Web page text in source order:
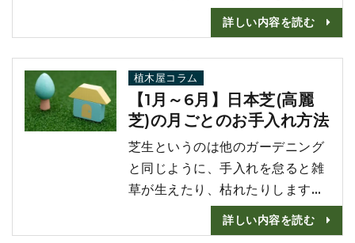
日頃のお手入れさえしっかり行っ
ていれば、雑草や病害虫の被害は
少なくなります。 芝生の生長がな
い時には雑草を抜く、芝生の生長
が旺盛な時には肥料やり・水や
り・伸びた葉を刈り込むというサ
イクルでお手入れをしましょう。
そうすることにより、雑草や病害
虫を防ぐことが可能です。 この
記事では日･･･
詳しい内容を読む
植木屋コラム
【1月～6月】日本芝(高麗
芝)の月ごとのお手入れ方法
芝生というのは他のガーデニング
と同じように、手入れを怠ると雑
草が生えたり、枯れたりします。
密度のある綺麗な芝生にする為に
は、日当たりや排水性など環境の
詳しい内容を読む